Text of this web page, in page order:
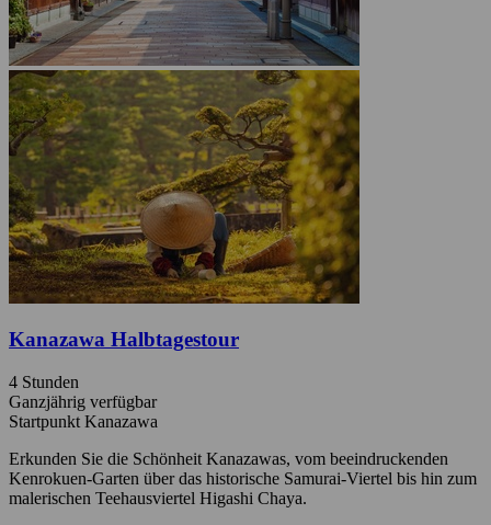
Kanazawa Halbtagestour
4 Stunden
Ganzjährig verfügbar
Startpunkt Kanazawa
Erkunden Sie die Schönheit Kanazawas, vom beeindruckenden
Kenrokuen-Garten über das historische Samurai-Viertel bis hin zum
malerischen Teehausviertel Higashi Chaya.